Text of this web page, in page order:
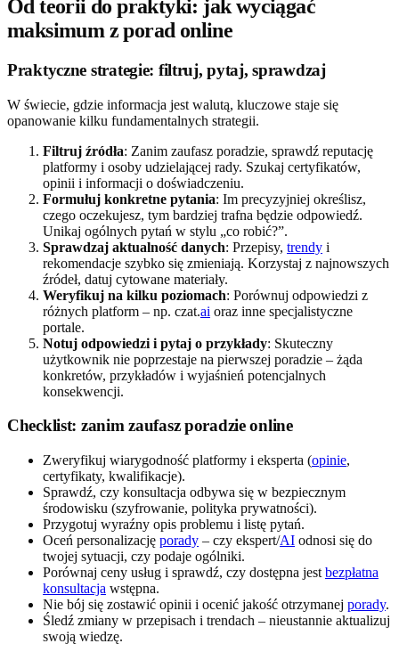
Od teorii do praktyki: jak wyciągać
maksimum z porad online
Praktyczne strategie: filtruj, pytaj, sprawdzaj
W świecie, gdzie informacja jest walutą, kluczowe staje się
opanowanie kilku fundamentalnych strategii.
Filtruj źródła: Zanim zaufasz poradzie, sprawdź reputację
platformy i osoby udzielającej rady. Szukaj certyfikatów,
opinii i informacji o doświadczeniu.
Formułuj konkretne pytania: Im precyzyjniej określisz,
czego oczekujesz, tym bardziej trafna będzie odpowiedź.
Unikaj ogólnych pytań w stylu „co robić?”.
Sprawdzaj aktualność danych: Przepisy, trendy i
rekomendacje szybko się zmieniają. Korzystaj z najnowszych
źródeł, datuj cytowane materiały.
Weryfikuj na kilku poziomach: Porównuj odpowiedzi z
różnych platform – np. czat.ai oraz inne specjalistyczne
portale.
Notuj odpowiedzi i pytaj o przykłady: Skuteczny
użytkownik nie poprzestaje na pierwszej poradzie – żąda
konkretów, przykładów i wyjaśnień potencjalnych
konsekwencji.
Checklist: zanim zaufasz poradzie online
Zweryfikuj wiarygodność platformy i eksperta (opinie,
certyfikaty, kwalifikacje).
Sprawdź, czy konsultacja odbywa się w bezpiecznym
środowisku (szyfrowanie, polityka prywatności).
Przygotuj wyraźny opis problemu i listę pytań.
Oceń personalizację porady – czy ekspert/AI odnosi się do
twojej sytuacji, czy podaje ogólniki.
Porównaj ceny usług i sprawdź, czy dostępna jest bezpłatna
konsultacja wstępna.
Nie bój się zostawić opinii i ocenić jakość otrzymanej porady.
Śledź zmiany w przepisach i trendach – nieustannie aktualizuj
swoją wiedzę.